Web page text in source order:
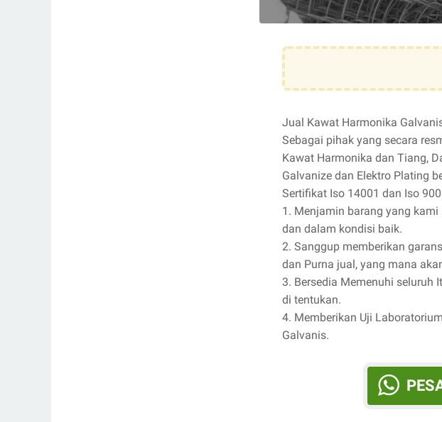
Jual Kawat Harmonika
Sebagai pihak yang secara
Kawat Harmonika dan Tiang,
Galvanize dan Elektro Plating
Sertifikat Iso 14001 dan Iso
1. Menjamin barang yang
dan dalam kondisi baik.
2. Sanggup memberikan
dan Purna jual, yang mana
3. Bersedia Memenuhi seluruh
di tentukan.
4. Memberikan Uji
Galvanis.